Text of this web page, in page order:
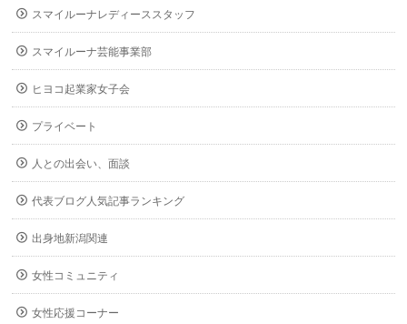
スマイルーナレディーススタッフ
スマイルーナ芸能事業部
ヒヨコ起業家女子会
プライベート
人との出会い、面談
代表ブログ人気記事ランキング
出身地新潟関連
女性コミュニティ
女性応援コーナー